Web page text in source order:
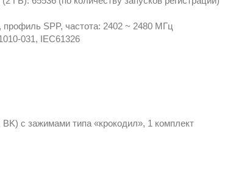
SPP, частота: 2402 ~ 2480 МГц
031, IEC61326
с зажимами типа «крокодил», 1 комплект